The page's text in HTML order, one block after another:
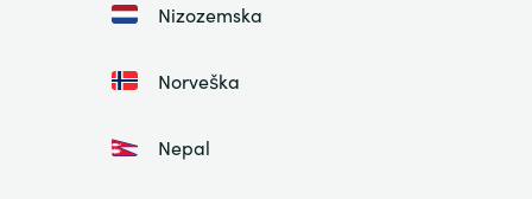
Nizozemska
Norveška
Nepal